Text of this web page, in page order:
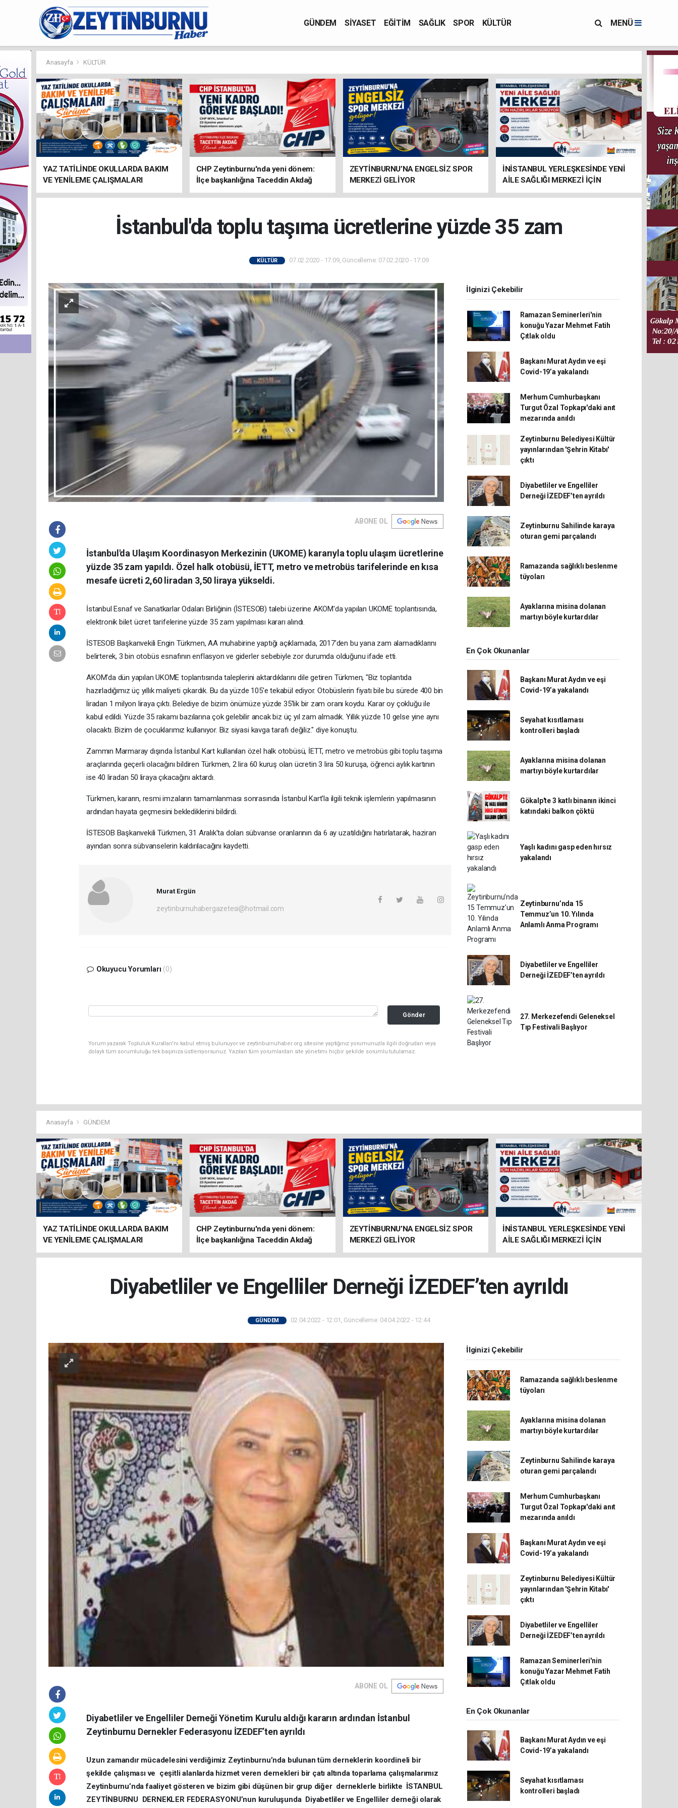
GÜNDEM SİYASET EĞİTİM SAĞLIK SPOR KÜLTÜR MENÜ
Anasayfa KÜLTÜR
YAZ TATİLİNDE OKULLARDA BAKIM
VE YENİLEME ÇALIŞMALARI
SÜRÜYOR
CHP Zeytinburnu'nda yeni dönem:
İlçe başkanlığına Taceddin Akdağ
atandı
ZEYTİNBURNU’NA ENGELSİZ SPOR
MERKEZİ GELİYOR
İNİSTANBUL YERLEŞKESİNDE YENİ
AİLE SAĞLIĞI MERKEZİ İÇİN
HAZIRLIKLAR SÜRÜYOR
İstanbul'da toplu taşıma ücretlerine yüzde 35 zam
KÜLTÜR 07.02.2020 - 17:09, Güncelleme: 07.02.2020 - 17:09
ABONE OL
İstanbul'da Ulaşım Koordinasyon Merkezinin (UKOME) kararıyla toplu ulaşım ücretlerine
yüzde 35 zam yapıldı. Özel halk otobüsü, İETT, metro ve metrobüs tarifelerinde en kısa
mesafe ücreti 2,60 liradan 3,50 liraya yükseldi.
İstanbul Esnaf ve Sanatkarlar Odaları Birliğinin (İSTESOB) talebi üzerine AKOM'da yapılan UKOME toplantısında,
elektronik bilet ücret tarifelerine yüzde 35 zam yapılması kararı alındı.
İSTESOB Başkanvekili Engin Türkmen, AA muhabirine yaptığı açıklamada, 2017'den bu yana zam alamadıklarını
belirterek, 3 bin otobüs esnafının enflasyon ve giderler sebebiyle zor durumda olduğunu ifade etti.
AKOM'da dün yapılan UKOME toplantısında taleplerini aktardıklarını dile getiren Türkmen, "Biz toplantıda
hazırladığımız üç yıllık maliyeti çıkardık. Bu da yüzde 105'e tekabül ediyor. Otobüslerin fiyatı bile bu sürede 400 bin
liradan 1 milyon liraya çıktı. Belediye de bizim önümüze yüzde 35'lik bir zam oranı koydu. Karar oy çokluğu ile
kabul edildi. Yüzde 35 rakamı bazılarına çok gelebilir ancak biz üç yıl zam almadık. Yıllık yüzde 10 gelse yine aynı
olacaktı. Bizim de çocuklarımız kullanıyor. Biz siyasi kavga tarafı değiliz." diye konuştu.
Zammın Marmaray dışında İstanbul Kart kullanılan özel halk otobüsü, İETT, metro ve metrobüs gibi toplu taşıma
araçlarında geçerli olacağını bildiren Türkmen, 2 lira 60 kuruş olan ücretin 3 lira 50 kuruşa, öğrenci aylık kartının
ise 40 liradan 50 liraya çıkacağını aktardı.
Türkmen, kararın, resmi imzaların tamamlanması sonrasında İstanbul Kart'la ilgili teknik işlemlerin yapılmasının
ardından hayata geçmesini beklediklerini bildirdi.
İSTESOB Başkanvekili Türkmen, 31 Aralık'ta dolan sübvanse oranlarının da 6 ay uzatıldığını hatırlatarak, haziran
ayından sonra sübvanselerin kaldırılacağını kaydetti.
Murat Ergün
zeytinburnuhabergazetesi@hotmail.com
Okuyucu Yorumları (0)
Gönder
Yorum yazarak Topluluk Kuralları’nı kabul etmiş bulunuyor ve zeytinburnuhaber.org sitesine yaptığınız yorumunuzla ilgili doğrudan veya
dolaylı tüm sorumluluğu tek başınıza üstleniyorsunuz. Yazılan tüm yorumlardan site yönetimi hiçbir şekilde sorumlu tutulamaz.
İlginizi Çekebilir
Ramazan Seminerleri'nin
konuğu Yazar Mehmet Fatih
Çıtlak oldu
Başkanı Murat Aydın ve eşi
Covid-19’a yakalandı
Merhum Cumhurbaşkanı
Turgut Özal Topkapı'daki anıt
mezarında anıldı
Zeytinburnu Belediyesi Kültür
yayınlarından 'Şehrin Kitabı'
çıktı
Diyabetliler ve Engelliler
Derneği İZEDEF’ten ayrıldı
Zeytinburnu Sahilinde karaya
oturan gemi parçalandı
Ramazanda sağlıklı beslenme
tüyoları
Ayaklarına misina dolanan
martıyı böyle kurtardılar
En Çok Okunanlar
Başkanı Murat Aydın ve eşi
Covid-19’a yakalandı
Seyahat kısıtlaması
kontrolleri başladı
Ayaklarına misina dolanan
martıyı böyle kurtardılar
Gökalp'te 3 katlı binanın ikinci
katındaki balkon çöktü
Yaşlı kadını gasp eden hırsız
yakalandı
Zeytinburnu’nda 15
Temmuz’un 10. Yılında
Anlamlı Anma Programı
Diyabetliler ve Engelliler
Derneği İZEDEF’ten ayrıldı
27. Merkezefendi Geleneksel
Tıp Festivali Başlıyor
Anasayfa GÜNDEM
YAZ TATİLİNDE OKULLARDA BAKIM
VE YENİLEME ÇALIŞMALARI
SÜRÜYOR
CHP Zeytinburnu'nda yeni dönem:
İlçe başkanlığına Taceddin Akdağ
atandı
ZEYTİNBURNU’NA ENGELSİZ SPOR
MERKEZİ GELİYOR
İNİSTANBUL YERLEŞKESİNDE YENİ
AİLE SAĞLIĞI MERKEZİ İÇİN
HAZIRLIKLAR SÜRÜYOR
Diyabetliler ve Engelliler Derneği İZEDEF’ten ayrıldı
GÜNDEM 02.04.2022 - 12:01, Güncelleme: 04.04.2022 - 12:44
ABONE OL
Diyabetliler ve Engelliler Derneği Yönetim Kurulu aldığı kararın ardından İstanbul
Zeytinburnu Dernekler Federasyonu İZEDEF’ten ayrıldı
Uzun zamandır mücadelesini verdiğimiz Zeytinburnu’nda bulunan tüm derneklerin koordineli bir
şekilde çalışması ve çeşitli alanlarda hizmet veren dernekleri bir çatı altında toparlama çalışmalarımız
Zeytinburnu’nda faaliyet gösteren ve bizim gibi düşünen bir grup diğer derneklerle birlikte İSTANBUL
ZEYTİNBURNU DERNEKLER FEDERASYONU’nun kuruluşunda Diyabetliler ve Engelliler derneği olarak
İlginizi Çekebilir
Ramazanda sağlıklı beslenme
tüyoları
Ayaklarına misina dolanan
martıyı böyle kurtardılar
Zeytinburnu Sahilinde karaya
oturan gemi parçalandı
Merhum Cumhurbaşkanı
Turgut Özal Topkapı'daki anıt
mezarında anıldı
Başkanı Murat Aydın ve eşi
Covid-19’a yakalandı
Zeytinburnu Belediyesi Kültür
yayınlarından 'Şehrin Kitabı'
çıktı
Diyabetliler ve Engelliler
Derneği İZEDEF’ten ayrıldı
Ramazan Seminerleri'nin
konuğu Yazar Mehmet Fatih
Çıtlak oldu
En Çok Okunanlar
Başkanı Murat Aydın ve eşi
Covid-19’a yakalandı
Seyahat kısıtlaması
kontrolleri başladı